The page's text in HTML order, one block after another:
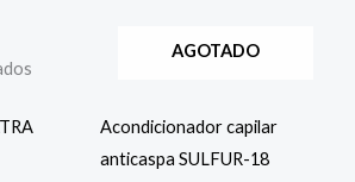
AGOTADO
Acondicionador capilar
anticaspa SULFUR-18